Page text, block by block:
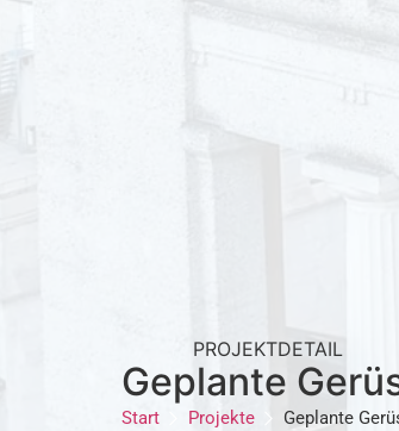
PROJEKTDETAIL
Geplante
Start Projekte Geplante